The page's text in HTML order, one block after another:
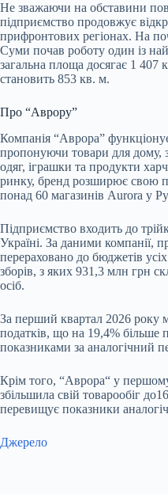
Не зважаючи на обставини
підприємство продовжує
прифронтових регіонах. На
Суми почав роботу один із
загальна площа досягає 1 407
становить 853 кв. м.
Про “Аврору”
Компанія “Аврора”
пропонуючи товари для дому,
одяг, іграшки та продукти
ринку, бренд розширює свою
понад 60 магазинів Aurora у
Підприємство входить до
Україні. За даними компанії,
перераховано до бюджетів
зборів, з яких 931,3 млн грн
осіб.
За перший квартал 2026 року
податків, що на 19,4% більше
показниками за аналогічний
Крім того, “Аврора“ у
збільшила свій товарообіг
перевищує показники
Джерело